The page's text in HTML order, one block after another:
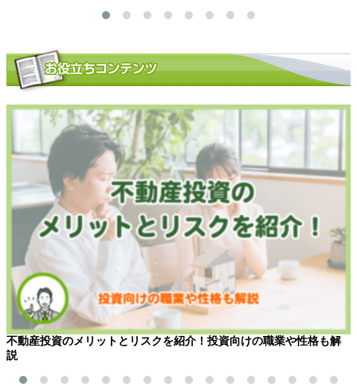
不動産投資のメリットとリスクを紹介！投資向けの職業や性格も解
説